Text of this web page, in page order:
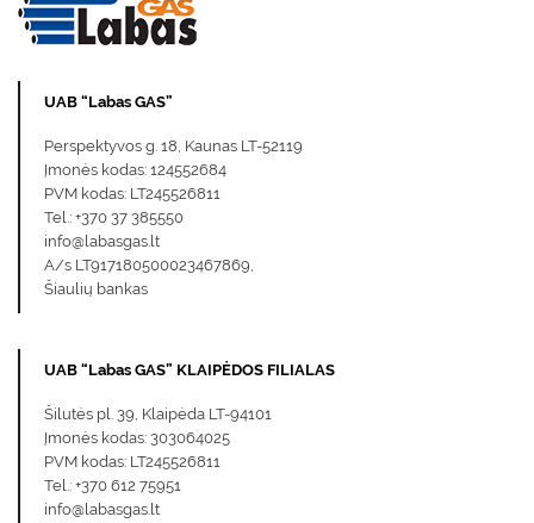
UAB “Labas GAS”
Perspektyvos g. 18, Kaunas LT-52119
Įmonės kodas: 124552684
PVM kodas: LT245526811
Tel.: +370 37 385550
info@labasgas.lt
A/s LT917180500023467869,
Šiaulių bankas
UAB “Labas GAS” KLAIPĖDOS FILIALAS
Šilutės pl. 39, Klaipėda LT-94101
Įmonės kodas: 303064025
PVM kodas: LT245526811
Tel.: +370 612 75951
info@labasgas.lt